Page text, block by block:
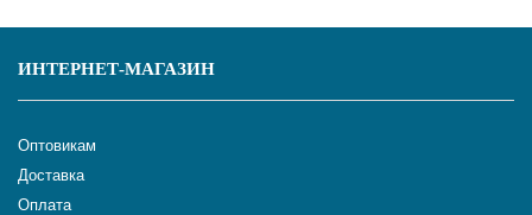
ИНТЕРНЕТ-МАГАЗИН
Оптовикам
Доставка
Оплата